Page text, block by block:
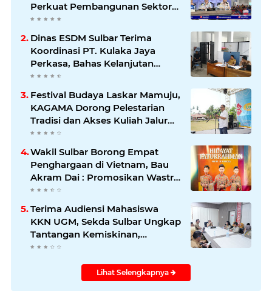
Perkuat Pembangunan Sektor
Kelautan dan Perikanan
Dinas ESDM Sulbar Terima
Koordinasi PT. Kulaka Jaya
Perkasa, Bahas Kelanjutan
Pengelolaan IUP
Festival Budaya Laskar Mamuju,
KAGAMA Dorong Pelestarian
Tradisi dan Akses Kuliah Jalur
Afirmasi di UGM
Wakil Sulbar Borong Empat
Penghargaan di Vietnam, Bau
Akram Dai : Promosikan Wastra
dan Budaya Sulawesi Barat ke
Panggung Dunia
Terima Audiensi Mahasiswa
KKN UGM, Sekda Sulbar Ungkap
Tantangan Kemiskinan,
Stunting, dan Pendidikan
Lihat Selengkapnya